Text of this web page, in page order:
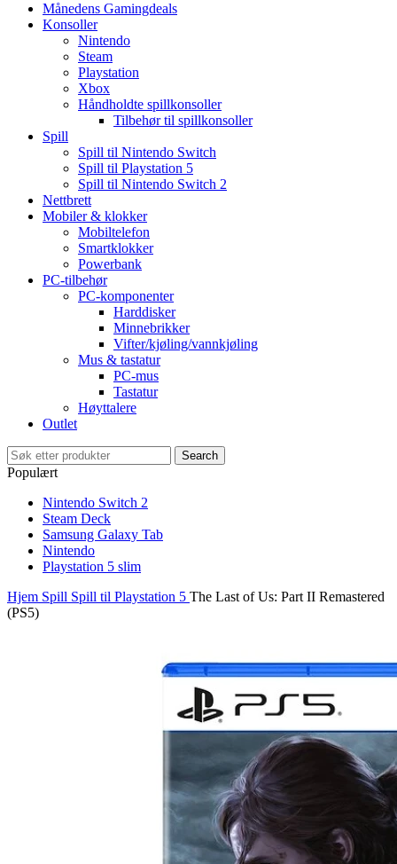
Månedens Gamingdeals
Konsoller
Nintendo
Steam
Playstation
Xbox
Håndholdte spillkonsoller
Tilbehør til spillkonsoller
Spill
Spill til Nintendo Switch
Spill til Playstation 5
Spill til Nintendo Switch 2
Nettbrett
Mobiler & klokker
Mobiltelefon
Smartklokker
Powerbank
PC-tilbehør
PC-komponenter
Harddisker
Minnebrikker
Vifter/kjøling/vannkjøling
Mus & tastatur
PC-mus
Tastatur
Høyttalere
Outlet
Search
Populært
Nintendo Switch 2
Steam Deck
Samsung Galaxy Tab
Nintendo
Playstation 5 slim
Hjem Spill Spill til Playstation 5 The Last of Us: Part II Remastered
(PS5)